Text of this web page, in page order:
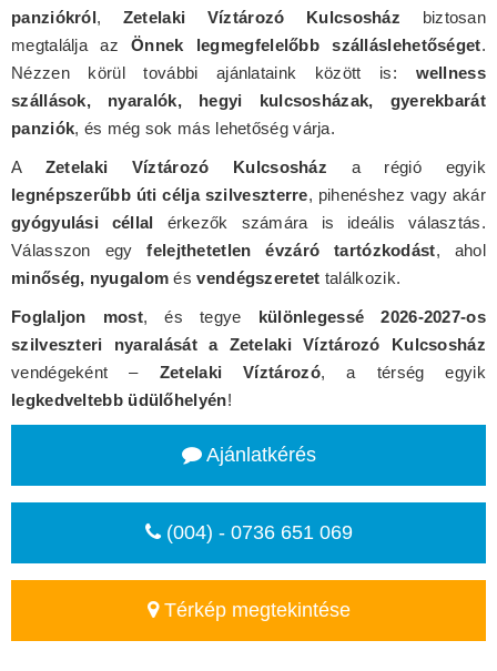
panziókról, Zetelaki Víztározó Kulcsosház biztosan
megtalálja azÖnnek legmegfelelőbb szálláslehetőséget.
Nézzen körül további ajánlataink között is: wellness
szállások, nyaralók, hegyi kulcsosházak, gyerekbarát
panziók, és még sok más lehetőség várja.
A Zetelaki Víztározó Kulcsosház a régió egyik
legnépszerűbb úti célja szilveszterre, pihenéshez vagy akár
gyógyulási céllal érkezők számára is ideális választás.
Válasszon egyfelejthetetlen évzáró tartózkodást, ahol
minőség, nyugalom ésvendégszeretet találkozik.
Foglaljon most, és tegye különlegessé 2026-2027-os
szilveszteri nyaralását a Zetelaki Víztározó Kulcsosház
vendégeként – Zetelaki Víztározó, a térség egyik
legkedveltebb üdülőhelyén!
Ajánlatkérés
(004) - 0736 651 069
Térkép megtekintése